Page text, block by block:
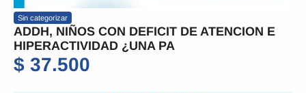
Sin categorizar
ADDH, NIÑOS CON DEFICIT DE ATENCION E
HIPERACTIVIDAD ¿UNA PA
$ 37.500